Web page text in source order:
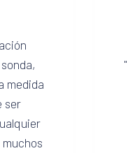
medida
ser